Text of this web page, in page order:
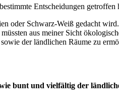
Entscheidungen
oder Schwarz-Weiß gedacht
aus meiner Sicht
der ländlichen Räume zu
bunt und vielfältig der